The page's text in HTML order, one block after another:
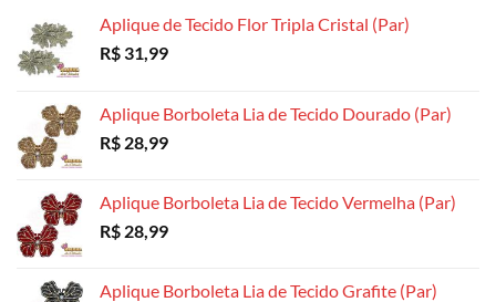
na
página
página
página
Aplique de Tecido Flor Tripla Cristal (Par)
R$ 31,99
Aplique Borboleta Lia de Tecido Dourado (Par)
R$ 28,99
Aplique Borboleta Lia de Tecido Vermelha (Par)
R$ 28,99
Aplique Borboleta Lia de Tecido Grafite (Par)